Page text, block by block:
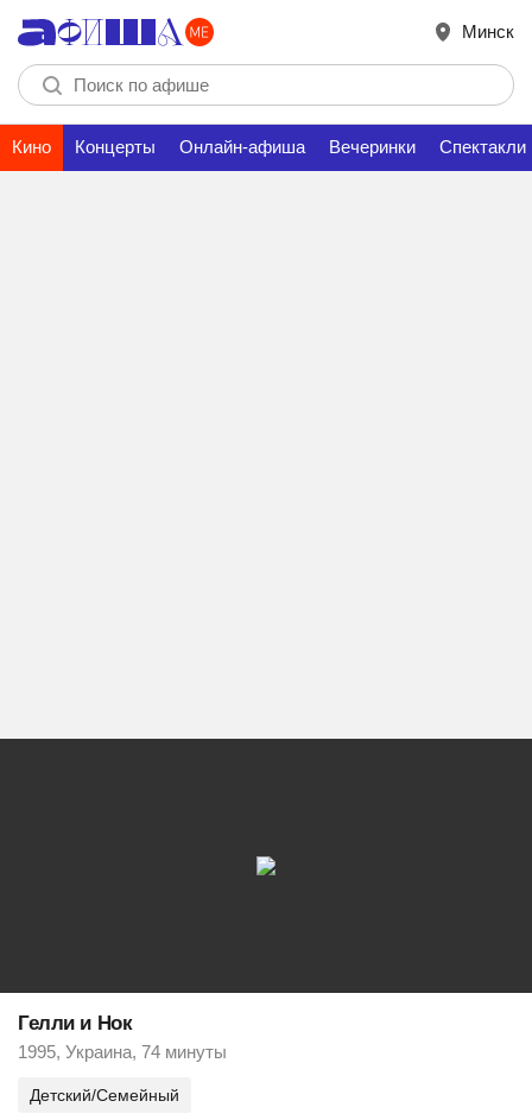
Минск
Кино Концерты Онлайн-афиша Вечеринки Спектакли
Гелли и Нок
1995, Украина, 74 минуты
Детский/Семейный